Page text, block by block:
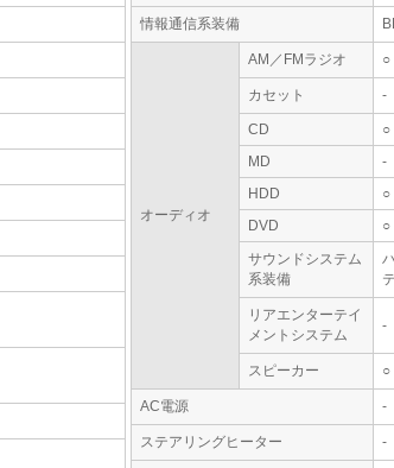
情報通信系装備
オーディオ
AM／FMラジオ ○
カセット -
CD
○
MD
-
HDD
○
DVD
○
サウンドシステム
系装備
リアエンターテイ
メントシステム
-
スピーカー ○
AC電源 -
ステアリングヒーター -